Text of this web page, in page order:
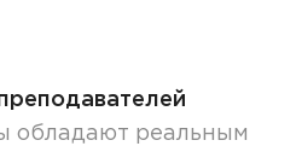
обладают реальным